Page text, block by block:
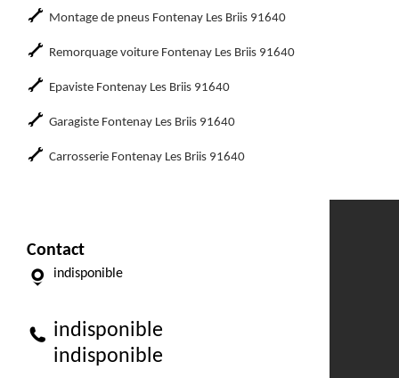
Montage de pneus Fontenay Les Briis 91640
Remorquage voiture Fontenay Les Briis 91640
Epaviste Fontenay Les Briis 91640
Garagiste Fontenay Les Briis 91640
Carrosserie Fontenay Les Briis 91640
Contact
indisponible
indisponible
indisponible